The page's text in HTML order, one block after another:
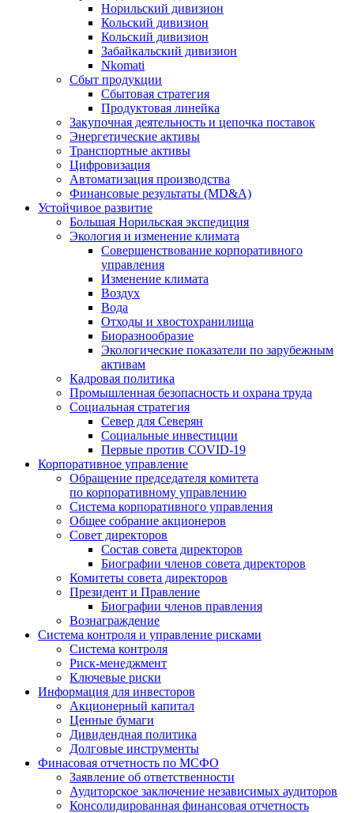
Норильский дивизион
Кольский дивизион
Кольский дивизион
Забайкальский дивизион
Nkomati
Сбыт продукции
Сбытовая стратегия
Продуктовая линейка
Закупочная деятельность и цепочка поставок
Энергетические активы
Транспортные активы
Цифровизация
Автоматизация производства
Финансовые результаты (MD&A)
Устойчивое развитие
Большая Норильская экспедиция
Экология и изменение климата
Совершенствование корпоративного
управления
Изменение климата
Воздух
Вода
Отходы и хвостохранилища
Биоразнообразие
Экологические показатели по зарубежным
активам
Кадровая политика
Промышленная безопасность и охрана труда
Социальная стратегия
Север для Северян
Социальные инвестиции
Первые против COVID‑19
Корпоративное управление
Обращение председателя комитета
по корпоративному управлению
Система корпоративного управления
Общее собрание акционеров
Совет директоров
Состав совета директоров
Биографии членов совета директоров
Комитеты совета директоров
Президент и Правление
Биографии членов правления
Вознаграждение
Система контроля и управление рисками
Система контроля
Риск-менеджмент
Ключевые риски
Информация для инвесторов
Акционерный капитал
Ценные бумаги
Дивидендная политика
Долговые инструменты
Финасовая отчетность по МСФО
Заявление об ответственности
Аудиторское заключение независимых аудиторов
Консолидированная финансовая отчетность